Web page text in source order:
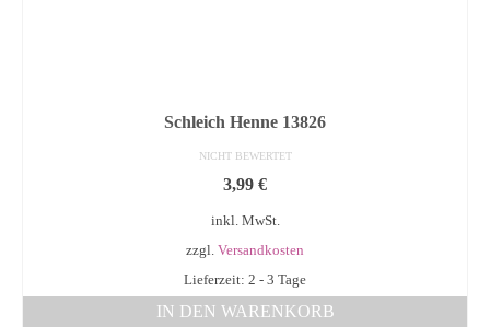
Schleich Henne 13826
NICHT BEWERTET
3,99 €
inkl. MwSt.
zzgl. Versandkosten
Lieferzeit: 2 - 3 Tage
IN DEN WARENKORB